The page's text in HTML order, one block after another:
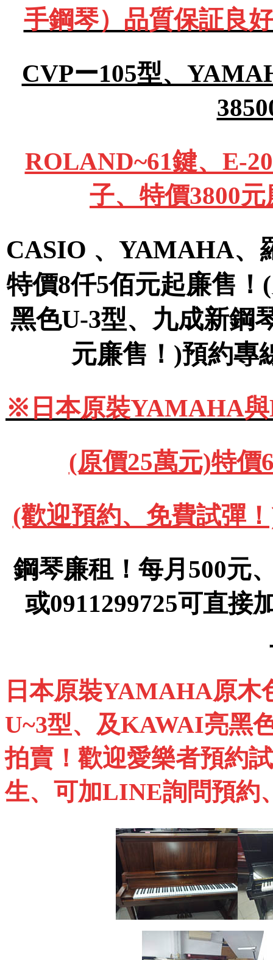
手鋼琴）品質保証良
CVPー105型、
ROLAND~61鍵、E-
子、特價3800
CASIO 、YAMAHA、
特價8仟5佰元起廉售
黑色U-3型、九成新鋼
元廉售！)預約專
※日本原裝YAMAHA與
(原價25萬元)特價
(歡迎預約、免費試彈
鋼琴廉租！每月500元
或0911299725可直接
日本原裝YAMAHA原木
U~3型、及KAWAI亮黑
拍賣！歡迎愛樂者預約
生、可加LINE詢問預約